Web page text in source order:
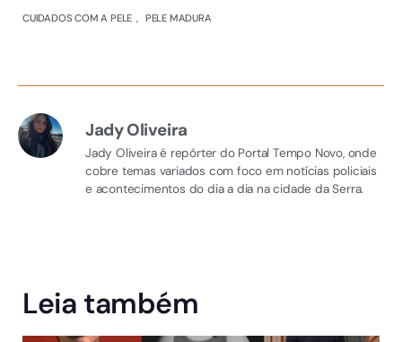
CUIDADOS COM A PELE , PELE MADURA
Jady Oliveira
Jady Oliveira é repórter do Portal Tempo Novo, onde
cobre temas variados com foco em notícias policiais
e acontecimentos do dia a dia na cidade da Serra.
Leia também